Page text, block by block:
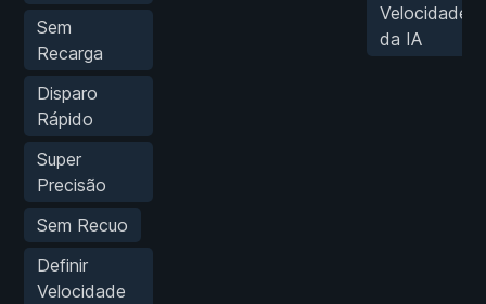
Sem
Recarga
Disparo
Rápido
Super
Precisão
Sem Recuo
Definir
Velocidade
Velocidade
da IA